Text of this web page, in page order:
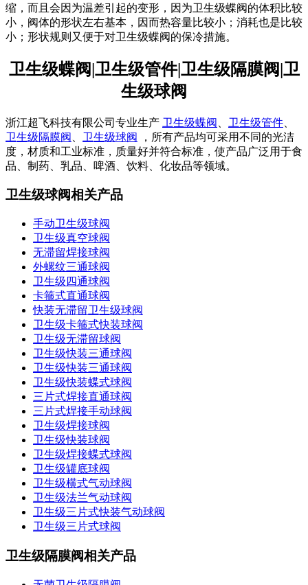
缩，而且会因为温差引起的变形，因为卫生级蝶阀的体积比较
小，阀体的形状左右基本，因而热容量比较小；消耗也是比较
小；形状规则又便于对卫生级蝶阀的保冷措施。
卫生级蝶阀|卫生级管件|卫生级隔膜阀|卫
生级球阀
浙江超飞科技有限公司专业生产 卫生级蝶阀 卫生级管件
卫生级隔膜阀
卫生级球阀
，所有产品均可采用不同的光洁
度，材质和工业标准，质量好并符合标准，使产品广泛用于食
品、制药、乳品、啤酒、饮料、化妆品等领域。
卫生级球阀相关产品
手动卫生级球阀
卫生级真空球阀
无滞留焊接球阀
外螺纹三通球阀
卫生级四通球阀
卡箍式直通球阀
快装无滞留卫生级球阀
卫生级卡箍式快装球阀
卫生级无滞留球阀
卫生级快装三通球阀
卫生级快装三通球阀
卫生级快装蝶式球阀
三片式焊接直通球阀
三片式焊接手动球阀
卫生级焊接球阀
卫生级快装球阀
卫生级焊接蝶式球阀
卫生级罐底球阀
卫生级横式气动球阀
卫生级法兰气动球阀
卫生级三片式快装气动球阀
卫生级三片式球阀
卫生级隔膜阀相关产品